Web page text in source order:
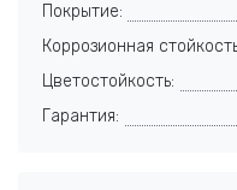
Покрытие:
Коррозионная
Цветостойкость:
Гарантия: